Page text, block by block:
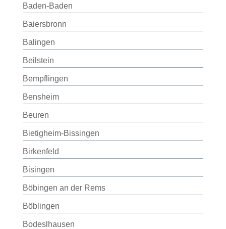
Baden-Baden
Baiersbronn
Balingen
Beilstein
Bempflingen
Bensheim
Beuren
Bietigheim-Bissingen
Birkenfeld
Bisingen
Böbingen an der Rems
Böblingen
Bodeslhausen